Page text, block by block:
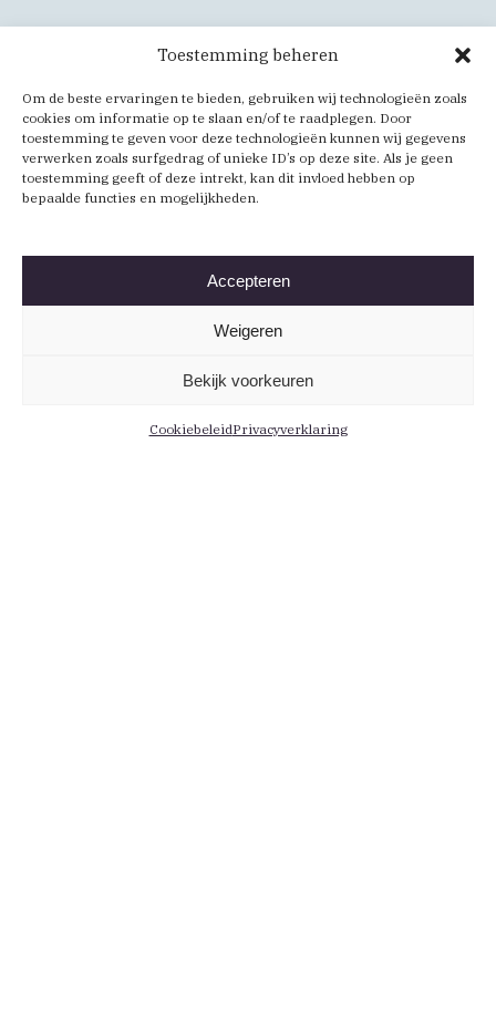
Toestemming beheren
Om de beste ervaringen te bieden, gebruiken wij technologieën zoals
cookies om informatie op te slaan en/of te raadplegen. Door
toestemming te geven voor deze technologieën kunnen wij gegevens
verwerken zoals surfgedrag of unieke ID’s op deze site. Als je geen
toestemming geeft of deze intrekt, kan dit invloed hebben op
bepaalde functies en mogelijkheden.
Accepteren
Weigeren
Bekijk voorkeuren
CookiebeleidPrivacyverklaring